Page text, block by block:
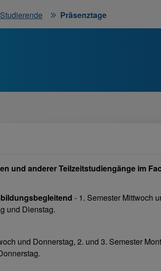
Studierende Präsenztage
und anderer Teilzeitstudiengänge im
- 1. Semester Mittwoch
und Dienstag.
und Donnerstag, 2. und 3. Semester